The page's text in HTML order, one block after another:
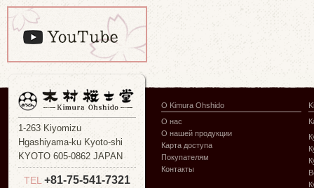
1-263 Kiyomizu
Hgashiyama-ku Kyoto-shi
KYOTO 605-0862 JAPAN
TEL +81-75-541-7321
О Kimura Ohshido
О нас
О нашей продукции
Карта доступа
Покупателям
Контакты